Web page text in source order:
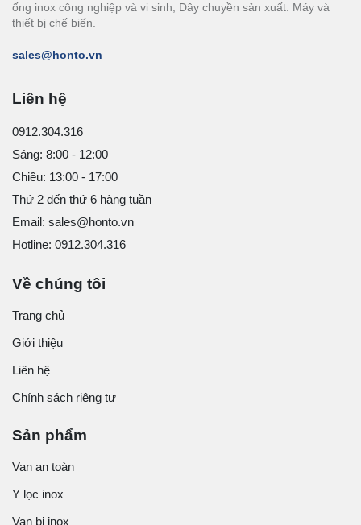
ống inox công nghiệp và vi sinh; Dây chuyền sản xuất: Máy và
thiết bị chế biến.
sales@honto.vn
Liên hệ
0912.304.316
Sáng: 8:00 - 12:00
Chiều: 13:00 - 17:00
Thứ 2 đến thứ 6 hàng tuần
Email: sales@honto.vn
Hotline: 0912.304.316
Về chúng tôi
Trang chủ
Giới thiệu
Liên hệ
Chính sách riêng tư
Sản phẩm
Van an toàn
Y lọc inox
Van bi inox